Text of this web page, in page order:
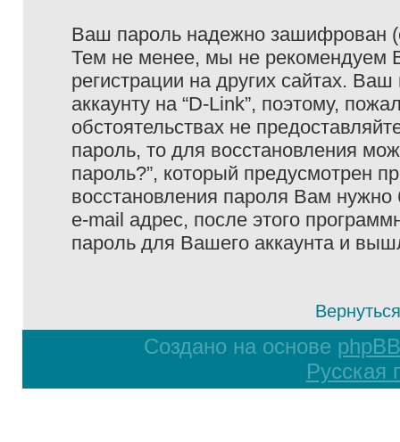
Ваш пароль надежно зашифрован
Тем не менее, мы не рекомендуем
регистрации на других сайтах.
аккаунту на “D-Link”, поэтому,
обстоятельствах не
пароль, то для восстановления
пароль?”, который предусмотрен
восстановления пароля Вам
e-mail адрес, после этого
пароль для Вашего аккаунта и
Создано на основе phpBB
Русская